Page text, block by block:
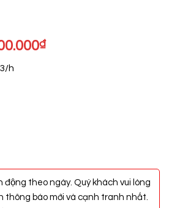
₫Giá
h
động theo ngày. Quý khách vui lòng
thông báo mới và cạnh tranh nhất.